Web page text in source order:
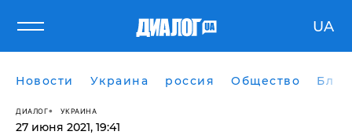
UA
Новости Украина россия Общество
ДИАЛОГ УКРАИНА
27 июня 2021, 19:41